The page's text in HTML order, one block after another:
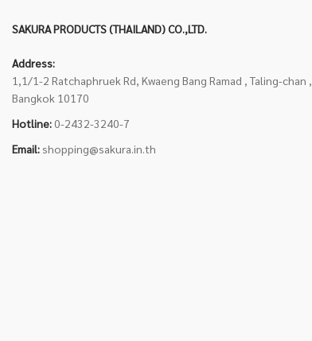
SAKURA PRODUCTS (THAILAND) CO.,LTD.
Address:
1,1/1-2 Ratchaphruek Rd, Kwaeng Bang Ramad , Taling-chan ,
Bangkok 10170
Hotline: 0-2432-3240-7
Email: shopping@sakura.in.th